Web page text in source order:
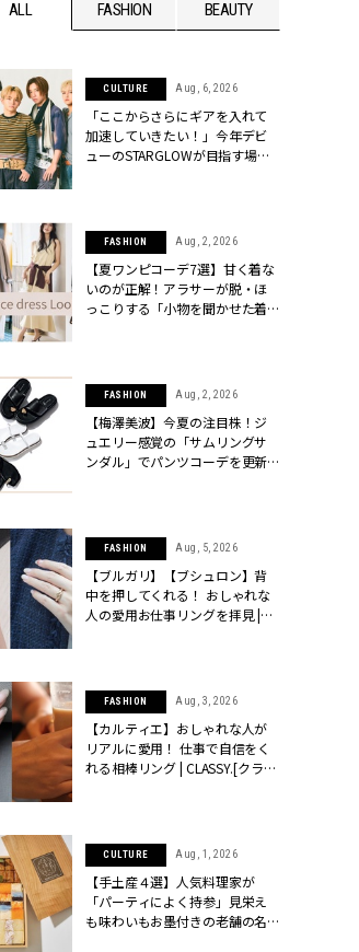
ALL FASHION BEAUTY
CULTURE Aug, 6, 2026
「ここからさらにギアを入れて
加速していきたい！」今年デビ
ューのSTARGLOWが目指す場所
FASHION Aug, 2, 2026
【夏ワンピコーデ7選】甘く着な
いのが正解！アラサーが脱・ほ
っこりする「小物を聞かせた着
FASHION Aug, 2, 2026
【梅澤美波】今夏の注目株！ジ
ュエリー感覚の「サムリングサ
ンダル」でパンツコーデを更新 |
FASHION Aug, 5, 2026
【ブルガリ】【ブシュロン】背
中を押してくれる！ おしゃれな
人の愛用お仕事リングを拝見 |
FASHION Aug, 3, 2026
【カルティエ】おしゃれな人が
リアルに愛用！ 仕事で自信をく
れる相棒リング | CLASSY.[クラッ
CULTURE Aug, 1, 2026
【手土産４選】人気料理家が
「パーティによく持参」見栄え
も味わいもお墨付きの老舗の名